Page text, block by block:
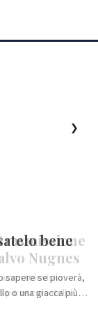
❯
Nugnes
televisivi
più oscuro della